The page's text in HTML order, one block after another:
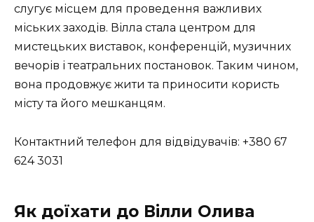
слугує місцем для проведення важливих
міських заходів. Вілла стала центром для
мистецьких виставок, конференцій, музичних
вечорів і театральних постановок. Таким чином,
вона продовжує жити та приносити користь
місту та його мешканцям.
Контактний телефон для відвідувачів: +380 67
624 3031
Як доїхати до Вілли Олива